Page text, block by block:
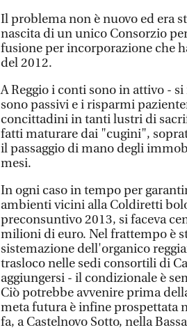
Il problema non è nuovo ed era
nascita di un unico Consorzio
fusione per incorporazione che
del 2012.
A Reggio i conti sono in attivo -
sono passivi e i risparmi
concittadini in tanti lustri di
fatti maturare dai "cugini",
il passaggio di mano degli
mesi.
In ogni caso in tempo per
ambienti vicini alla Coldiretti
preconsuntivo 2013, si faceva
milioni di euro. Nel frattempo è
sistemazione dell'organico
trasloco nelle sedi consortili di
aggiungersi - il condizionale è
Ciò potrebbe avvenire prima
meta futura è infine prospettata
fa, a Castelnovo Sotto, nella